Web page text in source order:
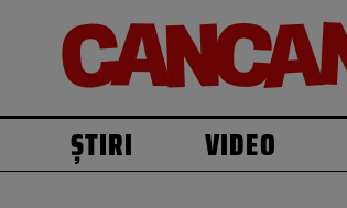
ȘTIRI VIDEO